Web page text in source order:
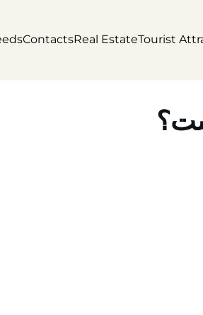
Tourist
Real Estate
Contacts